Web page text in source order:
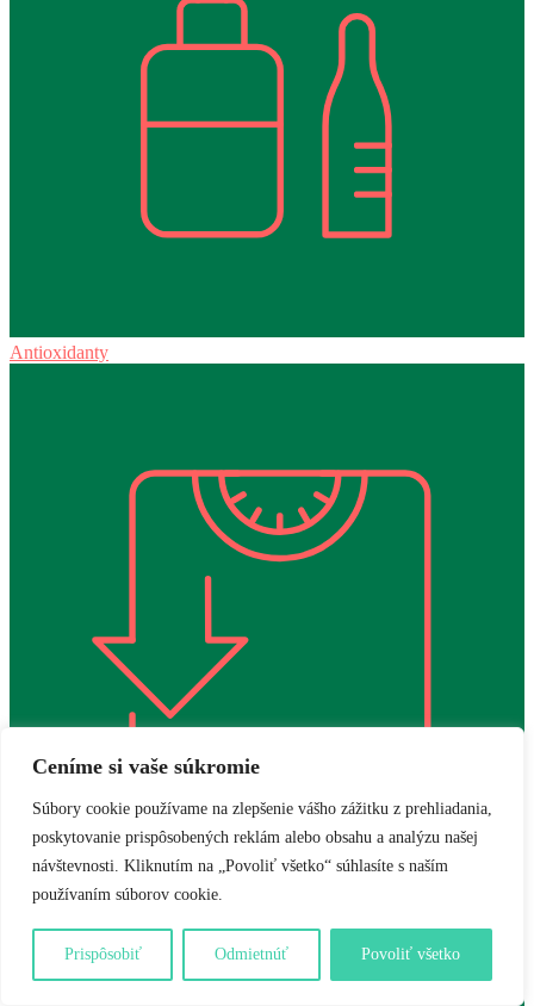
Ceníme si vaše súkromie
Súbory cookie používame na zlepšenie vášho zážitku z prehliadania,
poskytovanie prispôsobených reklám alebo obsahu a analýzu našej
návštevnosti. Kliknutím na „Povoliť všetko“ súhlasíte s naším
používaním súborov cookie.
Prispôsobiť Odmietnúť Povoliť všetko
Antioxidanty
Chudnutie